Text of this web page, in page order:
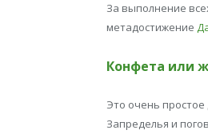
За выполнение
метадостижение
Конфета или
Это очень
Запределья и